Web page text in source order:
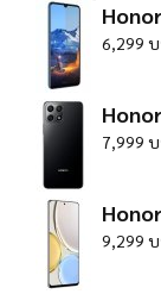
6,299
7,999
9,299